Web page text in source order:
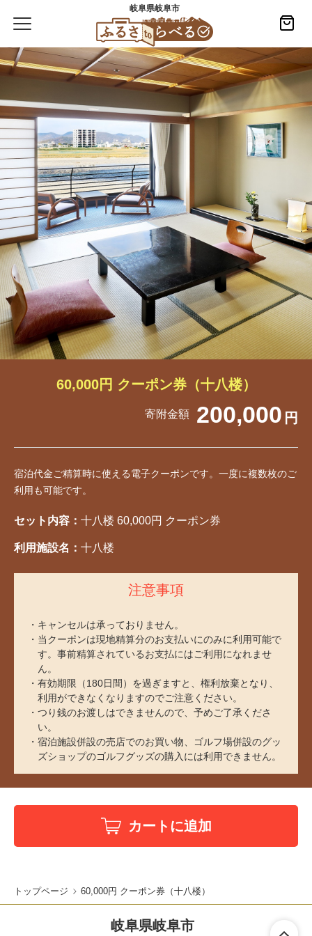
岐阜県岐阜市
60,000円 クーポン券（十八楼）
寄附金額 200,000 円
宿泊代金ご精算時に使える電子クーポンです。一度に複数枚のご
利用も可能です。
セット内容： 十八楼 60,000円 クーポン券
利用施設名： 十八楼
注意事項
キャンセルは承っておりません。
当クーポンは現地精算分のお支払いにのみに利用可能で
す。事前精算されているお支払にはご利用になれませ
ん。
有効期限（180日間）を過ぎますと、権利放棄となり、
利用ができなくなりますのでご注意ください。
つり銭のお渡しはできませんので、予めご了承くださ
い。
宿泊施設併設の売店でのお買い物、ゴルフ場併設のグッ
ズショップのゴルフグッズの購入には利用できません。
カートに追加
トップページ 60,000円 クーポン券（十八楼）
岐阜県岐阜市